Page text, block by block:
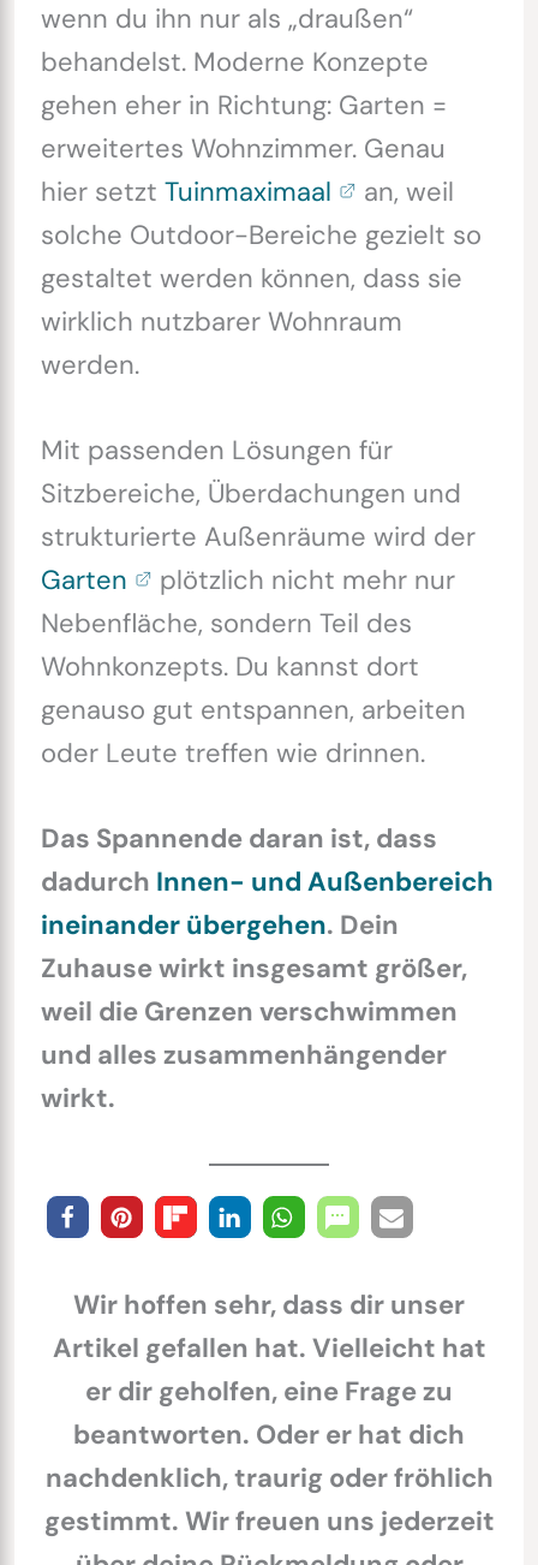
wenn du ihn nur als „draußen“
behandelst. Moderne Konzepte
gehen eher in Richtung: Garten =
erweitertes Wohnzimmer. Genau
hier setzt Tuinmaximaal
an, weil
solche Outdoor-Bereiche gezielt so
gestaltet werden können, dass sie
wirklich nutzbarer Wohnraum
werden.
Mit passenden Lösungen für
Sitzbereiche, Überdachungen und
strukturierte Außenräume wird der
Garten
plötzlich nicht mehr nur
Nebenfläche, sondern Teil des
Wohnkonzepts. Du kannst dort
genauso gut entspannen, arbeiten
oder Leute treffen wie drinnen.
Das Spannende daran ist, dass
dadurch Innen- und Außenbereich
ineinander übergehen. Dein
Zuhause wirkt insgesamt größer,
weil die Grenzen verschwimmen
und alles zusammenhängender
wirkt.
Wir hoffen sehr, dass dir unser
Artikel gefallen hat. Vielleicht hat
er dir geholfen, eine Frage zu
beantworten. Oder er hat dich
nachdenklich, traurig oder fröhlich
gestimmt. Wir freuen uns jederzeit